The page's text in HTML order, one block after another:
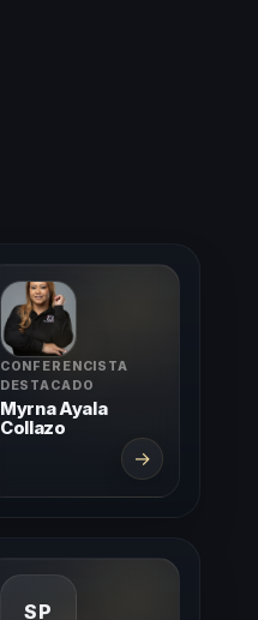
CONFERENCISTA
DESTACADO
Myrna Ayala
Collazo
→
SP